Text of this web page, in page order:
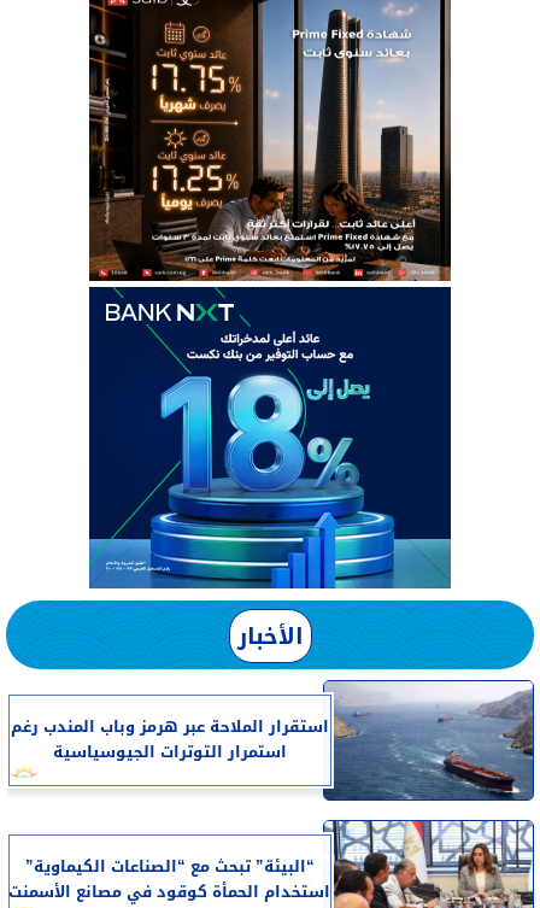
الأخبار
استقرار الملاحة عبر هرمز وباب المندب رغم
استمرار التوترات الجيوسياسية
“البيئة” تبحث مع “الصناعات الكيماوية”
استخدام الحمأة كوقود في مصانع الأسمنت